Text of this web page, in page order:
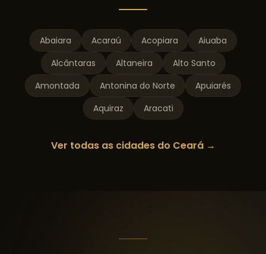
Abaiara Acaraú Acopiara
Aiuaba
Alcântaras
Altaneira
Alto Santo
Amontada
Antonina do Norte
Apuiarés
Aquiraz
Aracati
Ver todas as cidades do Ceará→